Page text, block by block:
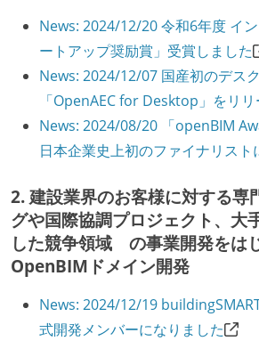
News: 2024/12/20 令和6年度 イ
ートアップ奨励賞」受賞しました
News: 2024/12/07 国産初のデス
「OpenAEC for Desktop」をリリ
News: 2024/08/20 「openBIM
日本企業史上初のファイナリスト
2. 建設業界のお客様に対する専
グや国際協調プロジェクト、大
した競争領域 の事業開発をは
OpenBIMドメイン開発
News: 2024/12/19
式開発メンバーになりました